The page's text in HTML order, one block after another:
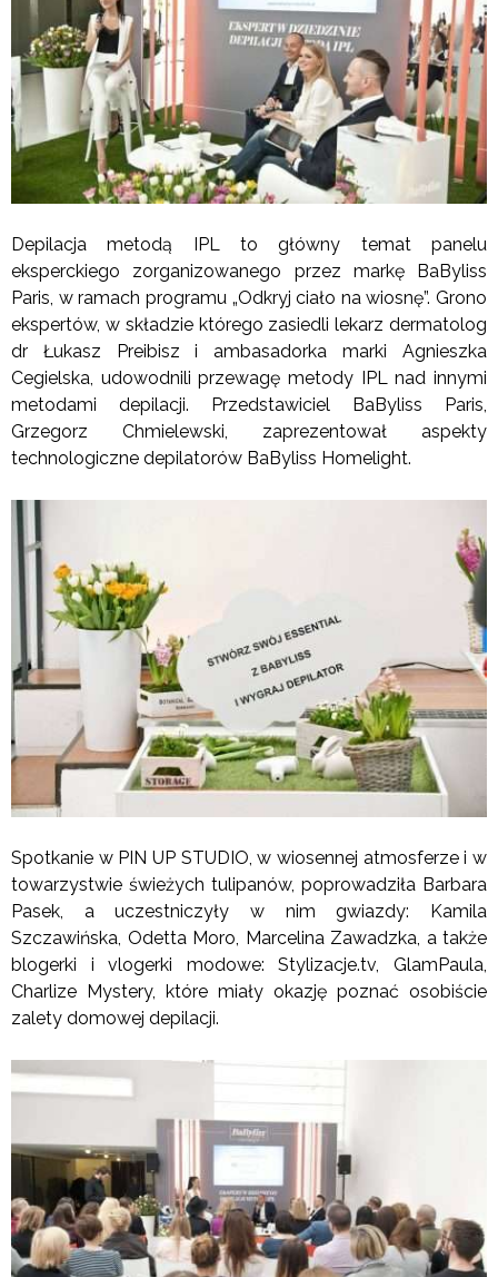
Depilacja metodą IPL to główny temat panelu
eksperckiego zorganizowanego przez markę BaByliss
Paris, w ramach programu „Odkryj ciało na wiosnę”. Grono
ekspertów, w składzie którego zasiedli lekarz dermatolog
dr Łukasz Preibisz i ambasadorka marki Agnieszka
Cegielska, udowodnili przewagę metody IPL nad innymi
metodami depilacji. Przedstawiciel BaByliss Paris,
Grzegorz Chmielewski, zaprezentował aspekty
technologiczne depilatorów BaByliss Homelight.
Spotkanie w PIN UP STUDIO, w wiosennej atmosferze i w
towarzystwie świeżych tulipanów, poprowadziła Barbara
Pasek, a uczestniczyły w nim gwiazdy: Kamila
Szczawińska, Odetta Moro, Marcelina Zawadzka, a także
blogerki i vlogerki modowe: Stylizacje.tv, GlamPaula,
Charlize Mystery, które miały okazję poznać osobiście
zalety domowej depilacji.